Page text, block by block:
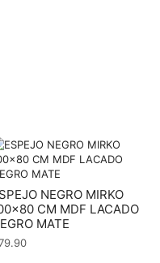
NEGRO MIRKO
CM MDF LACADO
MATE